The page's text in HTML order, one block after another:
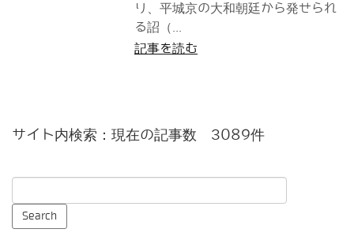
り、平城京の大和朝廷から発せられ
る詔（...
記事を読む
サイト内検索：現在の記事数 3089件